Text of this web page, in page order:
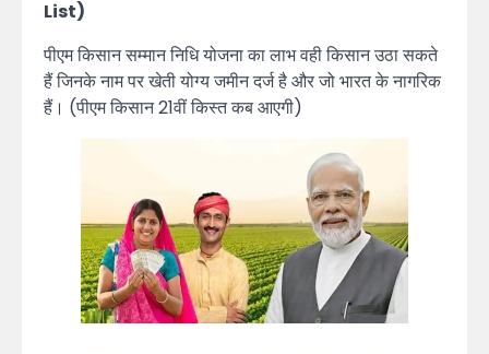
List)
पीएम किसान सम्मान निधि योजना का लाभ वही किसान उठा सकते
हैं जिनके नाम पर खेती योग्य जमीन दर्ज है और जो भारत के नागरिक
हैं। (पीएम किसान 21वीं किस्त कब आएगी)